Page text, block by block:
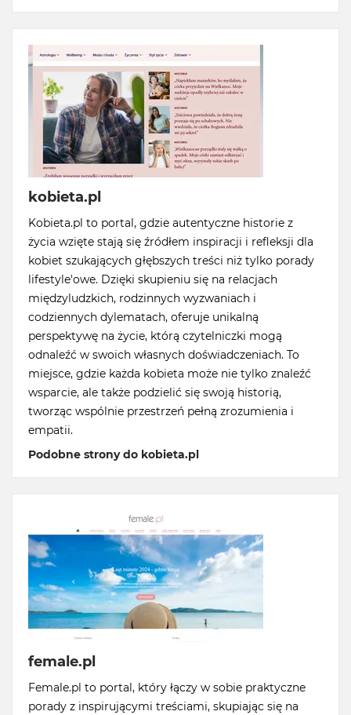
kobieta.pl
Kobieta.pl to portal, gdzie autentyczne historie z
życia wzięte stają się źródłem inspiracji i refleksji dla
kobiet szukających głębszych treści niż tylko porady
lifestyle'owe. Dzięki skupieniu się na relacjach
międzyludzkich, rodzinnych wyzwaniach i
codziennych dylematach, oferuje unikalną
perspektywę na życie, którą czytelniczki mogą
odnaleźć w swoich własnych doświadczeniach. To
miejsce, gdzie każda kobieta może nie tylko znaleźć
wsparcie, ale także podzielić się swoją historią,
tworząc wspólnie przestrzeń pełną zrozumienia i
empatii.
Podobne strony do kobieta.pl
female.pl
Female.pl to portal, który łączy w sobie praktyczne
porady z inspirującymi treściami, skupiając się na